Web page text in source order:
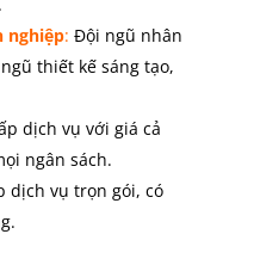
nghiệp: Đội ngũ nhân
thiết kế sáng tạo,
dịch vụ với giá cả
ngân sách.
dịch vụ trọn gói, có